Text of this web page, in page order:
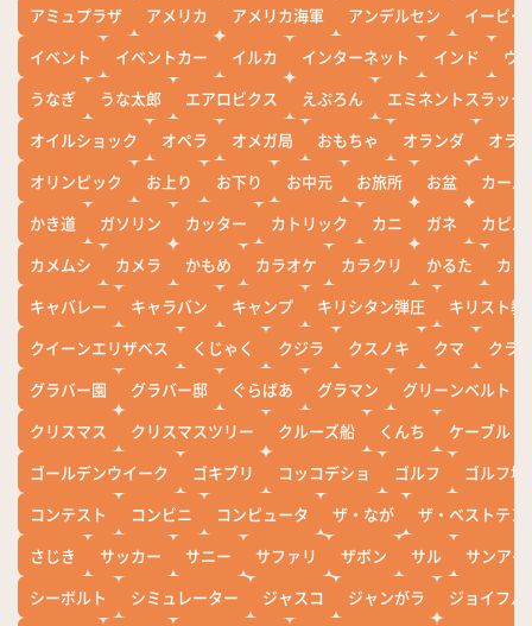
アミュプラザ
アメリカ アメリカ海軍 アンデルセン
イービー
イベント
イベントカー イルカ インターネット インド
ウ
うなぎ
うな太郎 エアロビクス えぷろん
エミネントスラック
オイルショック
オペラ オメガ局 おもちゃ オランダ
オラ
オリンピック
お上り お下り お中元 お旅所 お盆
カー
かき道
ガソリン カッター カトリック カニ ガネ
カピバ
カメムシ
カメラ かもめ カラオケ カラクリ かるた
カレ
キャバレー
キャラバン キャンプ キリシタン弾圧
キリスト教
クイーンエリザベス
くじゃく クジラ クスノキ クマ
クラ
グラバー園
グラバー邸 ぐらばあ グラマン
グリーンベルト
クリスマス
クリスマスツリー クルーズ船 くんち
ケーブル
ゴールデンウイーク
ゴキブリ コッコデショ ゴルフ
ゴルフ場
コンテスト
コンビニ コンピュータ ザ・なが
ザ・ベストテン
さじき
サッカー サニー サファリ ザボン サル
サンアイ
シーボルト
シミュレーター ジャスコ ジャンがラ
ジョイフル